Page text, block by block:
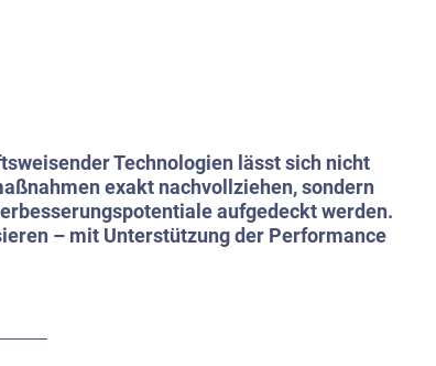
Technologien lässt sich nicht
exakt nachvollziehen, sondern
aufgedeckt werden.
– mit Unterstützung der Performance